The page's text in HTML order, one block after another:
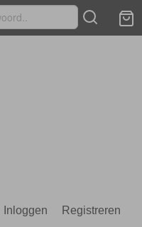
Inloggen Registreren